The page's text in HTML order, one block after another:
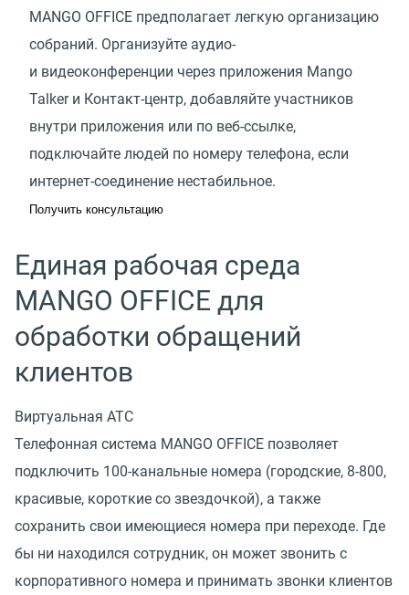
MANGO OFFICE предполагает легкую организацию
собраний. Организуйте аудио-
и видеоконференции через приложения Mango
Talker и Контакт-центр, добавляйте участников
внутри приложения или по веб-ссылке,
подключайте людей по номеру телефона, если
интернет-соединение нестабильное.
Получить консультацию
Единая рабочая среда
MANGO OFFICE для
обработки обращений
клиентов
Виртуальная АТС
Телефонная система MANGO OFFICE позволяет
подключить 100-канальные номера (городские, 8-800,
красивые, короткие со звездочкой), а также
сохранить свои имеющиеся номера при переходе. Где
бы ни находился сотрудник, он может звонить с
корпоративного номера и принимать звонки клиентов